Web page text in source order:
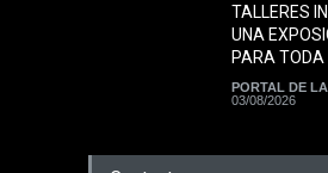
TALLERES
UNA
PARA
PORTAL DE
03/08/2026